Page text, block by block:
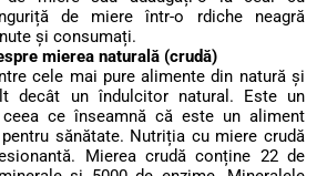
de miere într-o rdiche neagră
și consumați.
mierea naturală (crudă)
cele mai pure alimente din natură și
decât un îndulcitor natural. Este un
ce înseamnă că este un aliment
sănătate. Nutriția cu miere crudă
Mierea crudă conține 22 de